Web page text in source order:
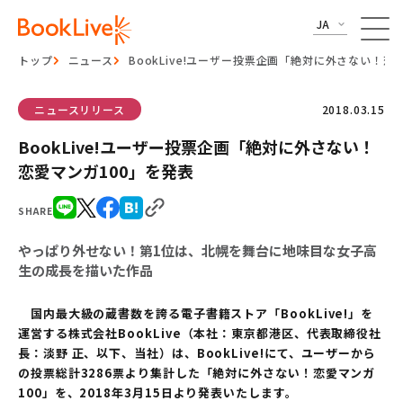
JA
トップ ニュース BookLive!ユーザー投票企画「絶対に外さない！恋
SHARE
ニュースリリース 2018.03.15
BookLive!ユーザー投票企画「絶対に外さない！
恋愛マンガ100」を発表
やっぱり外せない！第1位は、北幌を舞台に地味目な女子高
生の成長を描いた作品
国内最大級の蔵書数を誇る電子書籍ストア「BookLive!」を
運営する株式会社BookLive（本社：東京都港区、代表取締役社
長：淡野 正、以下、当社）は、BookLive!にて、ユーザーから
の投票総計3286票より集計した「絶対に外さない！恋愛マンガ
100」を、2018年3月15日より発表いたします。